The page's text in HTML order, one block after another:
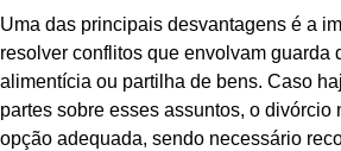
Uma das principais desvantagens é a
resolver conflitos que envolvam guarda
alimentícia ou partilha de bens. Caso
partes sobre esses assuntos, o divórcio
opção adequada, sendo necessário